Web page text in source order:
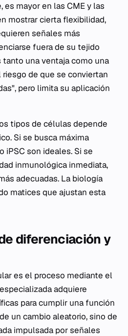
es mayor en las CME y las
mostrar cierta flexibilidad,
señales más
fuera de su tejido
tanto una ventaja como una
de que se conviertan
pero limita su aplicación
tipos de células depende
Si se busca máxima
iPSC son ideales. Si se
inmunológica inmediata,
adecuadas. La biología
matices que ajustan esta
diferenciación y
es el proceso mediante el
adquiere
para cumplir una función
un cambio aleatorio, sino de
impulsada por señales